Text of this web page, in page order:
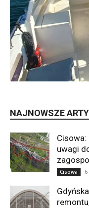
NAJNOWSZE
Cisowa:
uwagi
Cisowa